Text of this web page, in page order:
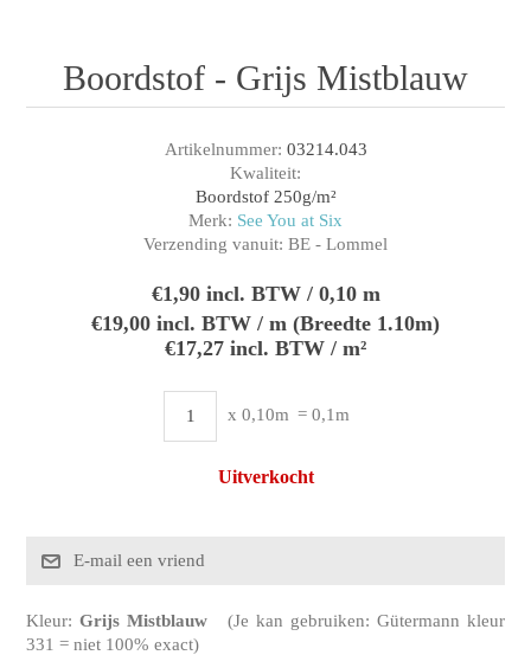
Boordstof - Grijs Mistblauw
Artikelnummer: 03214.043
Kwaliteit:
Boordstof 250g/m²
Merk: See You at Six
Verzending vanuit: BE - Lommel
€1,90 incl. BTW / 0,10 m
€19,00 incl. BTW / m (Breedte 1.10m)
€17,27 incl. BTW / m²
x 0,10m = 0,1m
Uitverkocht
Kleur:Grijs Mistblauw
(Je kan gebruiken: Gütermann kleur
331 = niet 100% exact)